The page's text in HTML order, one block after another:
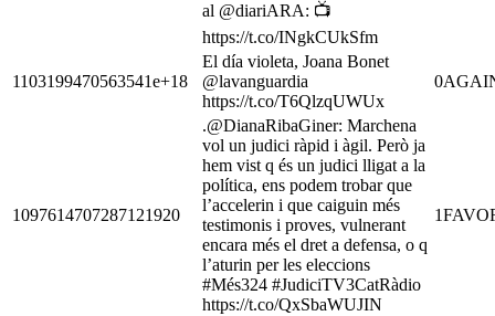
al @diariARA: 📺
https://t.co/INgkCUkSfm
1103199470563541e+18
El día violeta, Joana Bonet
@lavanguardia
https://t.co/T6QlzqUWUx
0
1097614707287121920
.@DianaRibaGiner: Marchena
vol un judici ràpid i àgil. Però ja
hem vist q és un judici lligat a la
política, ens podem trobar que
l’accelerin i que caiguin més
testimonis i proves, vulnerant
encara més el dret a defensa, o q
l’aturin per les eleccions
#Més324 #JudiciTV3CatRàdio
https://t.co/QxSbaWUJIN
1